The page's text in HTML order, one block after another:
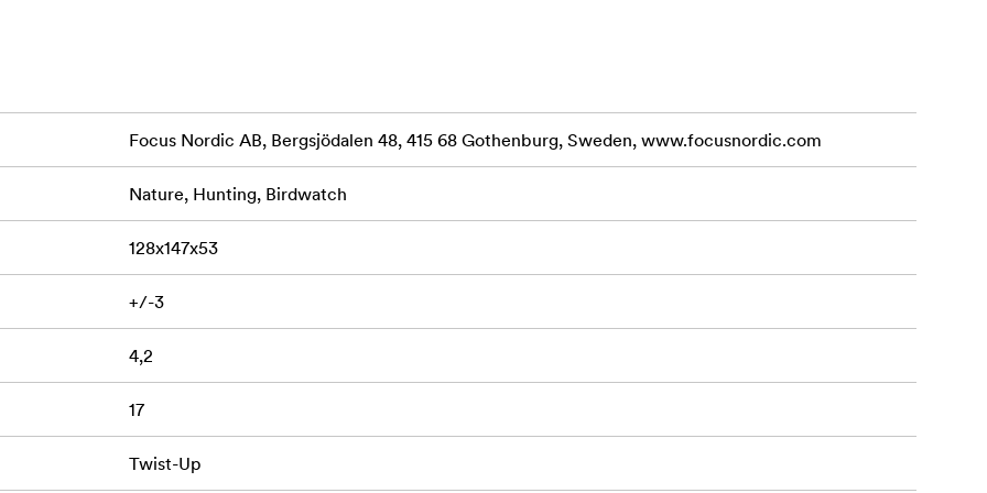
40 de ani și de atunci dezvoltăm binocluri, lunete și telemetre
au cele mai înalte cerințe în materie de construcție, claritate și redare
imaginii, cu detalii foarte clare și contrast ridicat pe întregul câmp
o redare fidelă a culorilor și arată măreția naturii așa cum este ea.
Focus Nordic AB, Bergsjödalen 48, 415 68 Gothenburg, Sweden, www.focusnordic.com
Nature, Hunting, Birdwatch
128x147x53
+/-3
4,2
17
Twist-Up